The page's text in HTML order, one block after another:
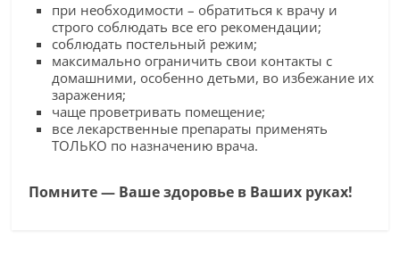
при необходимости – обратиться к врачу и
строго соблюдать все его рекомендации;
соблюдать постельный режим;
максимально ограничить свои контакты с
домашними, особенно детьми, во избежание их
заражения;
чаще проветривать помещение;
все лекарственные препараты применять
ТОЛЬКО по назначению врача.
Помните — Ваше здоровье в Ваших руках!